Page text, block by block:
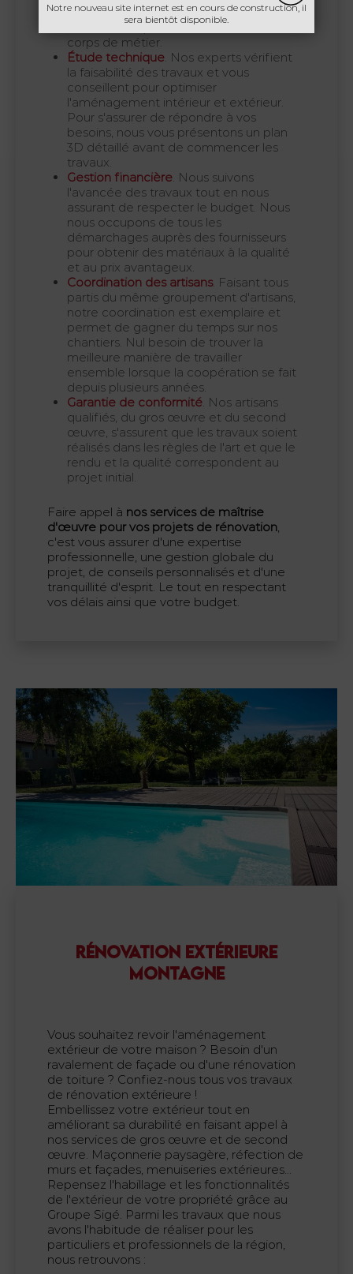
Notre nouveau site internet est en cours de construction, il
sera bientôt disponible.
des travaux tout en veillant à la
coordination parfaite des différents
corps de métier.
Étude technique. Nos experts vérifient
la faisabilité des travaux et vous
conseillent pour optimiser
l'aménagement intérieur et extérieur.
Pour s'assurer de répondre à vos
besoins, nous vous présentons un plan
3D détaillé avant de commencer les
travaux.
Gestion financière. Nous suivons
l'avancée des travaux tout en nous
assurant de respecter le budget. Nous
nous occupons de tous les
démarchages auprès des fournisseurs
pour obtenir des matériaux à la qualité
et au prix avantageux.
Coordination des artisans. Faisant tous
partis du même groupement d'artisans,
notre coordination est exemplaire et
permet de gagner du temps sur nos
chantiers. Nul besoin de trouver la
meilleure manière de travailler
ensemble lorsque la coopération se fait
depuis plusieurs années.
Garantie de conformité. Nos artisans
qualifiés, du gros œuvre et du second
œuvre, s'assurent que les travaux soient
réalisés dans les règles de l'art et que le
rendu et la qualité correspondent au
projet initial.
Faire appel à nos services de maîtrise
d'œuvre pour vos projets de rénovation,
c'est vous assurer d'une expertise
professionnelle, une gestion globale du
projet, de conseils personnalisés et d'une
tranquillité d'esprit. Le tout en respectant
vos délais ainsi que votre budget.
RÉNOVATION EXTÉRIEURE
MONTAGNE
Vous souhaitez revoir l'aménagement
extérieur de votre maison ? Besoin d'un
ravalement de façade ou d'une rénovation
de toiture ? Confiez-nous tous vos travaux
de rénovation extérieure !
Embellissez votre extérieur tout en
améliorant sa durabilité en faisant appel à
nos services de gros œuvre et de second
œuvre. Maçonnerie paysagère, réfection de
murs et façades, menuiseries extérieures...
Repensez l'habillage et les fonctionnalités
de l'extérieur de votre propriété grâce au
Groupe Sigé. Parmi les travaux que nous
avons l'habitude de réaliser pour les
particuliers et professionnels de la région,
nous retrouvons :